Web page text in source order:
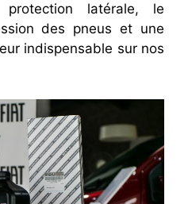
latérale, le
des pneus et une
indispensable sur nos